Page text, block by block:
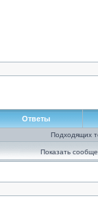
Ответы
Подходящих
Показать